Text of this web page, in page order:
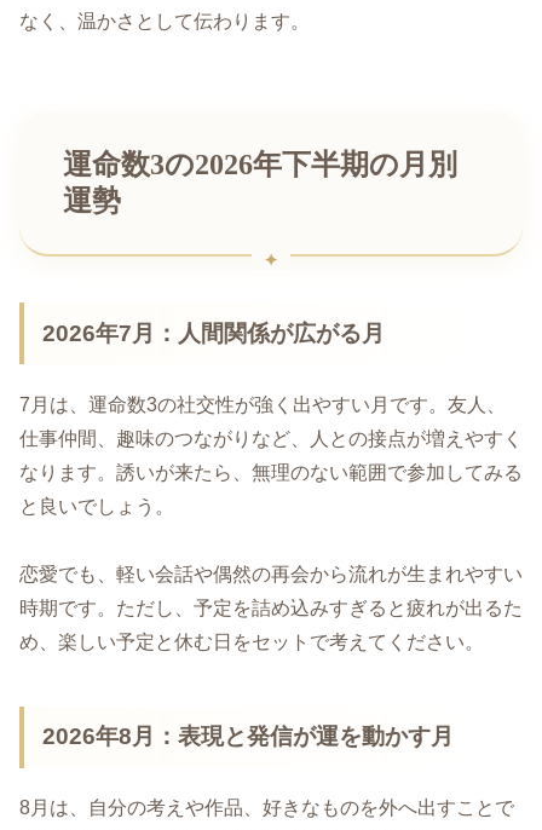
なく、温かさとして伝わります。
運命数3の2026年下半期の月別
運勢
2026年7月：人間関係が広がる月
7月は、運命数3の社交性が強く出やすい月です。友人、
仕事仲間、趣味のつながりなど、人との接点が増えやすく
なります。誘いが来たら、無理のない範囲で参加してみる
と良いでしょう。
恋愛でも、軽い会話や偶然の再会から流れが生まれやすい
時期です。ただし、予定を詰め込みすぎると疲れが出るた
め、楽しい予定と休む日をセットで考えてください。
2026年8月：表現と発信が運を動かす月
8月は、自分の考えや作品、好きなものを外へ出すことで